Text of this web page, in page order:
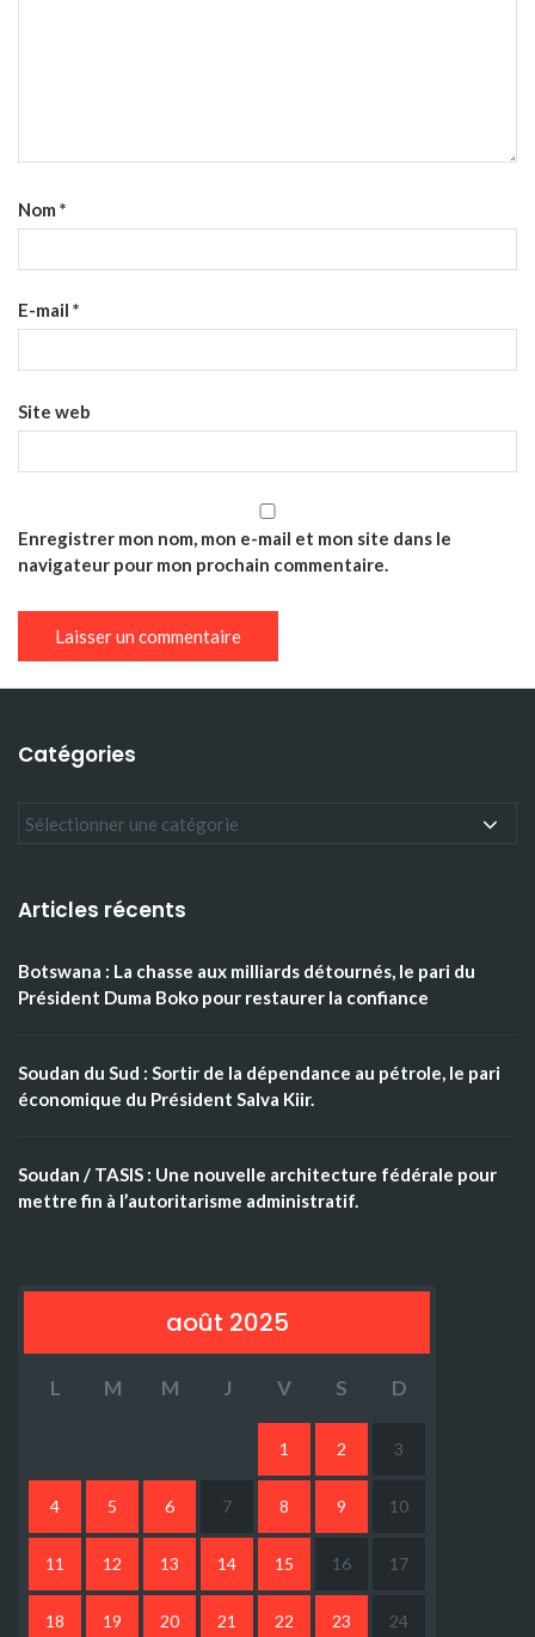
Nom *
E-mail *
Site web
Enregistrer mon nom, mon e-mail et mon site dans le
navigateur pour mon prochain commentaire.
Catégories
Articles récents
Botswana : La chasse aux milliards détournés, le pari du
Président Duma Boko pour restaurer la confiance
Soudan du Sud : Sortir de la dépendance au pétrole, le pari
économique du Président Salva Kiir.
Soudan / TASIS : Une nouvelle architecture fédérale pour
mettre fin à l’autoritarisme administratif.
août 2025
L M M J V S D
1 2 3
4 5 6 7 8 9 10
11 12 13 14 15 16 17
18 19 20 21 22 23 24